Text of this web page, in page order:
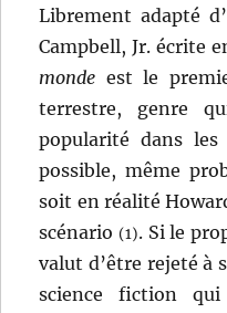
Librement adapté
Campbell, Jr. écrite
monde est le
terrestre, genre
popularité dans
possible, même
soit en réalité
scénario (1). Si le
valut d’être rejeté à
science fiction